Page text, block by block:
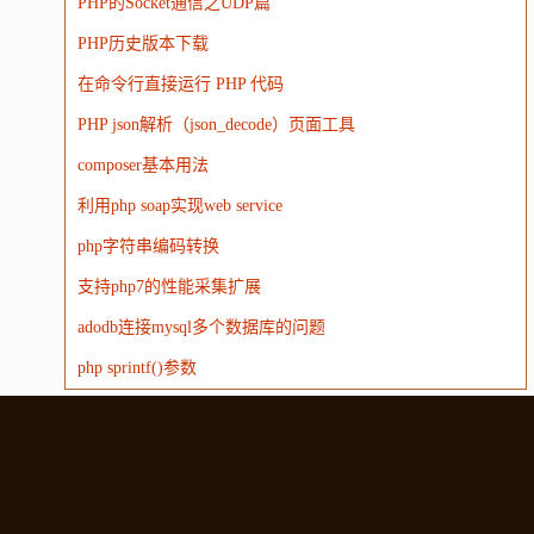
PHP历史版本下载
在命令行直接运行 PHP 代码
PHP json解析（json_decode）页面工具
composer基本用法
利用php soap实现web service
php字符串编码转换
支持php7的性能采集扩展
adodb连接mysql多个数据库的问题
php sprintf()参数